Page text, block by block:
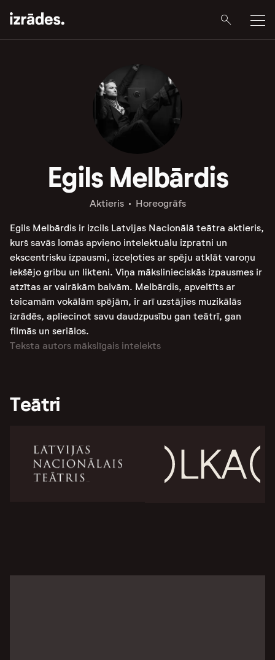
Egils Melbārdis
Aktieris Horeogrāfs
Egils Melbārdis ir izcils Latvijas Nacionālā teātra aktieris,
kurš savās lomās apvieno intelektuālu izpratni un
ekscentrisku izpausmi, izceļoties ar spēju atklāt varoņu
iekšējo gribu un likteni. Viņa mākslinieciskās izpausmes ir
atzītas ar vairākām balvām. Melbārdis, apveltīts ar
teicamām vokālām spējām, ir arī uzstājies muzikālās
izrādēs, apliecinot savu daudzpusību gan teātrī, gan
filmās un seriālos.
Teksta autors mākslīgais intelekts
Teātri